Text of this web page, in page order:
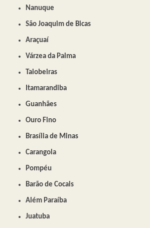
Nanuque
São Joaquim de Bicas
Araçuaí
Várzea da Palma
Taiobeiras
Itamarandiba
Guanhães
Ouro Fino
Brasília de Minas
Carangola
Pompéu
Barão de Cocais
Além Paraíba
Juatuba